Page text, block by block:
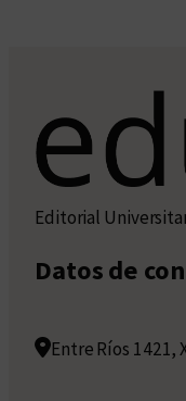
Editorial
Datos de
Entre Ríos 1421,